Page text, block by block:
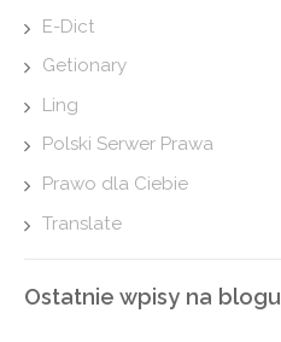
E-Dict
Getionary
Ling
Polski Serwer Prawa
Prawo dla Ciebie
Translate
Ostatnie wpisy na blogu